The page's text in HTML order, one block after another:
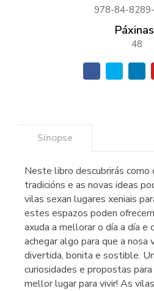
978-84-
48
Sinopse
Neste libro descubrirás como
tradicións e as novas ideas
vilas sexan lugares xeniais
estes espazos poden
axuda a mellorar o día a día
achegar algo para que a nosa
divertida, bonita e sostible.
curiosidades e propostas
mellor lugar para vivir! As